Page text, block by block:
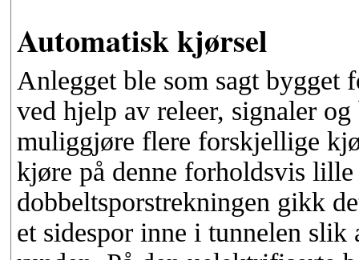
Automatisk kjørsel
Anlegget ble som sagt bygget
ved hjelp av releer, signaler
muliggjøre flere forskjellige
kjøre på denne forholdsvis
dobbeltsporstrekningen gikk
et sidespor inne i tunnelen